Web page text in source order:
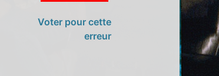
Voter pour cette
erreur